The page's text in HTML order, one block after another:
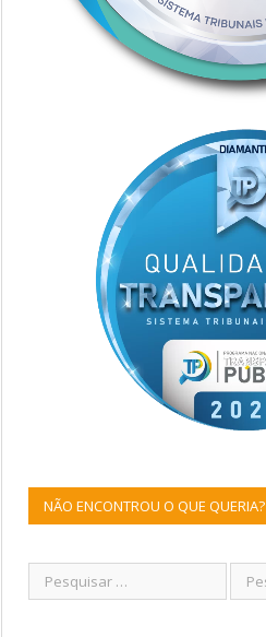
NÃO ENCONTROU O QUE QUERIA?